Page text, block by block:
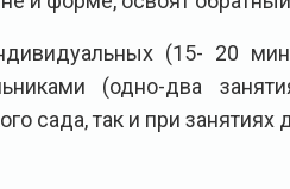
(15- 20
(одно-два
сада, так и при занятиях